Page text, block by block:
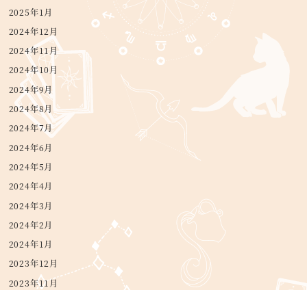
2025年1月
2024年12月
2024年11月
2024年10月
2024年9月
2024年8月
2024年7月
2024年6月
2024年5月
2024年4月
2024年3月
2024年2月
2024年1月
2023年12月
2023年11月